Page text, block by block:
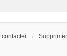
contacter